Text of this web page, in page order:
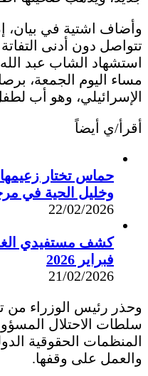
وأضاف اشتية في بيان، إن
تتواصل دون أدنى التفاتة
مساء اليوم الجمعة،
الإسرائيلي، وهو أب
أقرأ/ي أيضاً
حماس تختار
وخليل الحية في
22/02/2026
فبراير 2026
21/02/2026
وحذر رئيس الوزراء من
سلطات الاحتلال
المنظمات الحقوقية
والعمل على وقفها.